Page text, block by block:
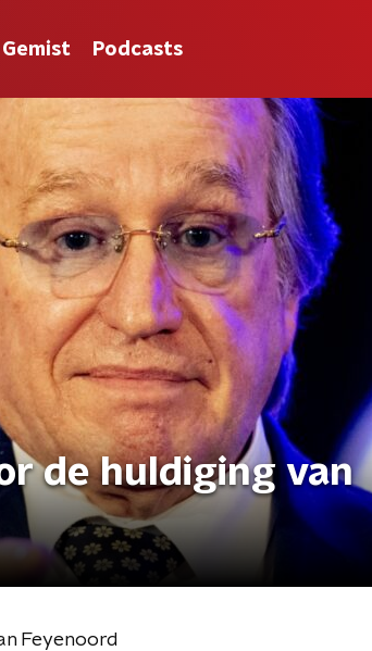
Gemist Podcasts
de huldiging van
Feyenoord